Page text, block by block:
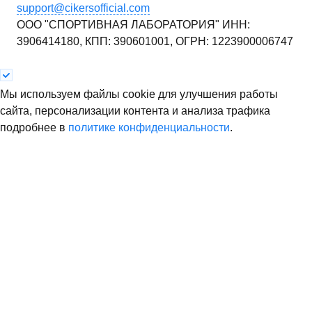
support@cikersofficial.com
ООО "СПОРТИВНАЯ ЛАБОРАТОРИЯ" ИНН:
3906414180, КПП: 390601001, ОГРН: 1223900006747
Мы используем файлы cookie для улучшения работы
сайта, персонализации контента и анализа трафика
подробнее в политике конфиденциальности.